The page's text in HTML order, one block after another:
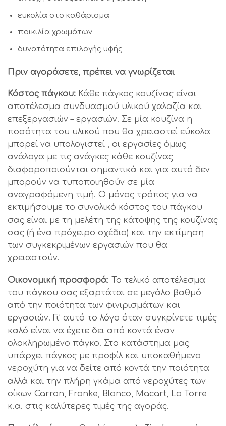
ευκολία στο καθάρισμα
ποικιλία χρωμάτων
δυνατότητα επιλογής υφής
Πριν αγοράσετε, πρέπει να γνωρίζεται
Κόστος πάγκου: Κάθε πάγκος κουζίνας είναι
αποτέλεσμα συνδυασμού υλικού χαλαζία και
επεξεργασιών – εργασιών. Σε μία κουζίνα η
ποσότητα του υλικού που θα χρειαστεί εύκολα
μπορεί να υπολογιστεί , οι εργασίες όμως
ανάλογα με τις ανάγκες κάθε κουζίνας
διαφοροποιούνται σημαντικά και για αυτό δεν
μπορούν να τυποποιηθούν σε μία
αναγραφόμενη τιμή. Ο μόνος τρόπος για να
εκτιμήσουμε το συνολικό κόστος του πάγκου
σας είναι με τη μελέτη της κάτοψης της κουζίνας
σας (ή ένα πρόχειρο σχέδιο) και την εκτίμηση
των συγκεκριμένων εργασιών που θα
χρειαστούν.
Οικονομική προσφορά: Το τελικό αποτέλεσμα
του πάγκου σας εξαρτάται σε μεγάλο βαθμό
από την ποιότητα των φινιρισμάτων και
εργασιών. Γι’ αυτό το λόγο όταν συγκρίνετε τιμές
καλό είναι να έχετε δει από κοντά έναν
ολοκληρωμένο πάγκο. Στο κατάστημα μας
υπάρχει πάγκος με προφίλ και υποκαθήμενο
νεροχύτη για να δείτε από κοντά την ποιότητα
αλλά και την πλήρη γκάμα από νεροχύτες των
οίκων Carron, Franke, Blanco, Macart, La Torre
κ.α. στις καλύτερες τιμές της αγοράς.